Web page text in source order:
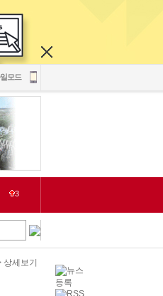
모드
3
2
1
2
상세보기